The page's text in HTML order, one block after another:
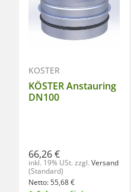
KÖSTER
KÖSTER Anstauring
DN100
66,26 €
inkl. 19% USt. zzgl. Versand
(Standard)
Netto:55,68€